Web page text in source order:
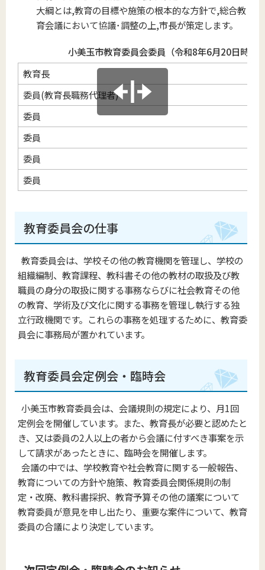
大綱とは,教育の目標や施策の根本的な方針で,総合教
育会議において協議･調整の上,市長が策定します。
小美玉市教育委員会委員（令和8年6月20日時点
教育長
委員(教育長職務代理者)
委員
委員
委員
委員
教育委員会の仕事
教育委員会は、学校その他の教育機関を管理し、学校の
組織編制、教育課程、教科書その他の教材の取扱及び教
職員の身分の取扱に関する事務ならびに社会教育その他
の教育、学術及び文化に関する事務を管理し執行する独
立行政機関です。これらの事務を処理するために、教育委
員会に事務局が置かれています。
教育委員会定例会・臨時会
小美玉市教育委員会は、会議規則の規定により、月1回
定例会を開催しています。また、教育長が必要と認めたと
き、又は委員の2人以上の者から会議に付すべき事案を示
して請求があったときに、臨時会を開催します。
会議の中では、学校教育や社会教育に関する一般報告、
教育についての方針や施策、教育委員会関係規則の制
定・改廃、教科書採択、教育予算その他の議案について
教育委員が意見を申し出たり、重要な案件について、教育
委員の合議により決定しています。